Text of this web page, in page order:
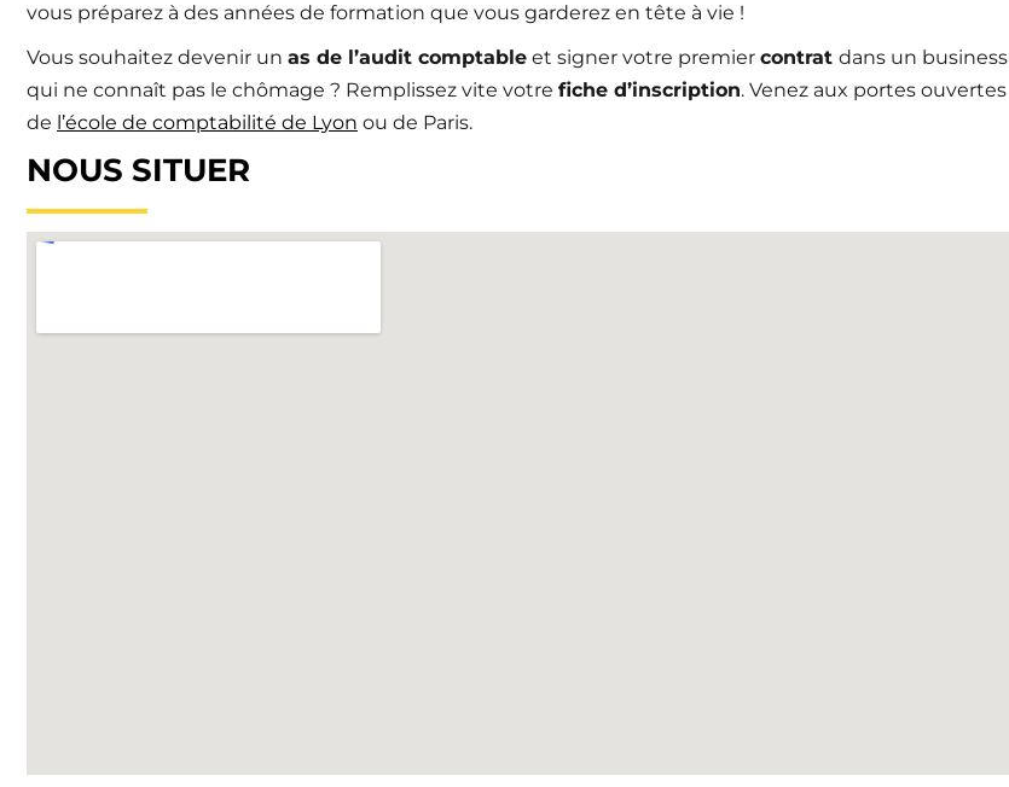
vous préparez à des années de formation que vous garderez en tête à vie !
Vous souhaitez devenir un as de l’audit comptable et signer votre premier contrat dans un business
qui ne connaît pas le chômage ? Remplissez vite votre fiche d’inscription. Venez aux portes ouvertes
de l’école de comptabilité de Lyon ou de Paris.
NOUS SITUER